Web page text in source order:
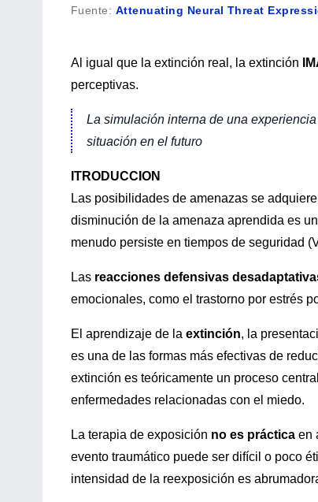
Fuente: Attenuating Neural Threat
Al igual que la extinción real, la extinción
perceptivas.
La simulación interna de una
situación en el futuro
ITRODUCCION
Las posibilidades de amenazas se
disminución de la amenaza aprendida es
menudo persiste en tiempos de seguridad
Las reacciones defensivas
emocionales, como el trastorno por estrés
El aprendizaje de la extinción, la
es una de las formas más efectivas de
extinción es teóricamente un proceso
enfermedades relacionadas con el miedo.
La terapia de exposición no es práctica en
evento traumático puede ser difícil o poco
intensidad de la reexposición es